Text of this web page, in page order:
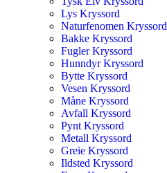
Lys Kryssord
Naturfenomen Kryssord
Bakke Kryssord
Fugler Kryssord
Hunndyr Kryssord
Bytte Kryssord
Vesen Kryssord
Måne Kryssord
Avfall Kryssord
Pynt Kryssord
Metall Kryssord
Greie Kryssord
Ildsted Kryssord